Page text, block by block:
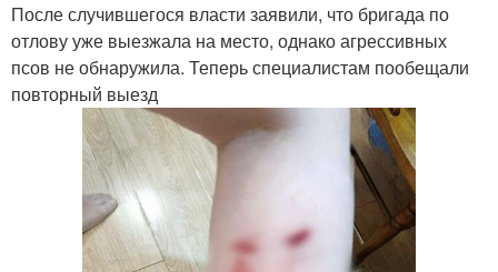
После случившегося власти заявили, что бригада по
отлову уже выезжала на место, однако агрессивных
псов не обнаружила. Теперь специалистам пообещали
повторный выезд